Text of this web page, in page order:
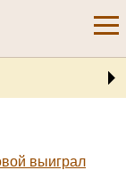
выиграл